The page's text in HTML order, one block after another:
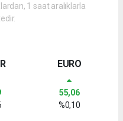
1 saat aralıklarla
EURO
55,06
%0,10